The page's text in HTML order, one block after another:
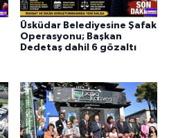
Üsküdar Belediyesine Şafak
Operasyonu; Başkan
Dedetaş dahil 6 gözaltı